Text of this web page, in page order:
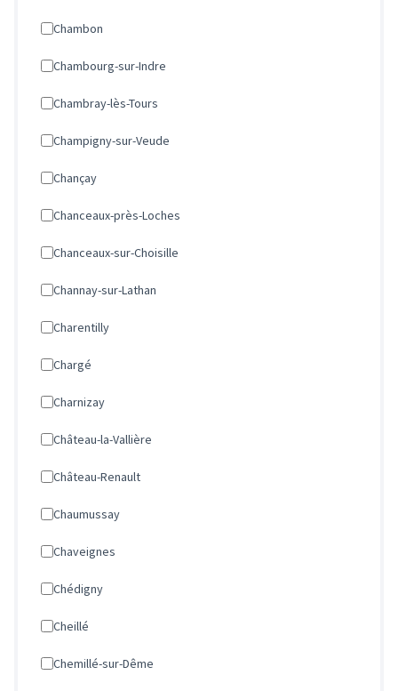
Chambon
Chambourg-sur-Indre
Chambray-lès-Tours
Champigny-sur-Veude
Chançay
Chanceaux-près-Loches
Chanceaux-sur-Choisille
Channay-sur-Lathan
Charentilly
Chargé
Charnizay
Château-la-Vallière
Château-Renault
Chaumussay
Chaveignes
Chédigny
Cheillé
Chemillé-sur-Dême